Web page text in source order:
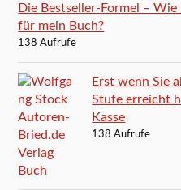
Die Bestseller-Formel –
für mein Buch?
138 Aufrufe
Erst wenn Sie
Stufe erreicht
Kasse
138 Aufrufe